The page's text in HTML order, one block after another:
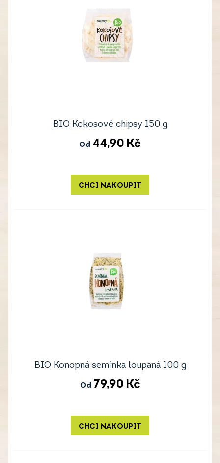
BIO Kokosové chipsy 150 g
Od 44,90 Kč
CHCI NAKOUPIT
BIO Konopná semínka loupaná 100 g
Od 79,90 Kč
CHCI NAKOUPIT